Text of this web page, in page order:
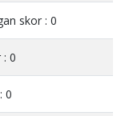
skor : 0
: 0
0